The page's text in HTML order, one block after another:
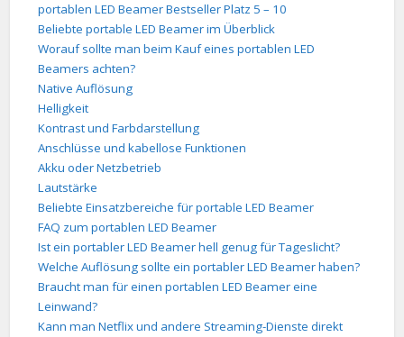
portablen LED Beamer Bestseller Platz 5 – 10
Beliebte portable LED Beamer im Überblick
Worauf sollte man beim Kauf eines portablen LED
Beamers achten?
Native Auflösung
Helligkeit
Kontrast und Farbdarstellung
Anschlüsse und kabellose Funktionen
Akku oder Netzbetrieb
Lautstärke
Beliebte Einsatzbereiche für portable LED Beamer
FAQ zum portablen LED Beamer
Ist ein portabler LED Beamer hell genug für Tageslicht?
Welche Auflösung sollte ein portabler LED Beamer haben?
Braucht man für einen portablen LED Beamer eine
Leinwand?
Kann man Netflix und andere Streaming-Dienste direkt